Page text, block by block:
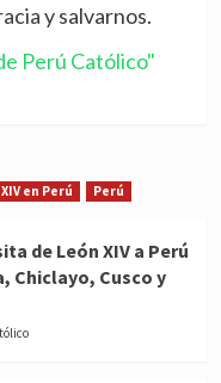
y salvarnos.
Perú Católico"
en Perú Perú
de León XIV a Perú
Chiclayo, Cusco y